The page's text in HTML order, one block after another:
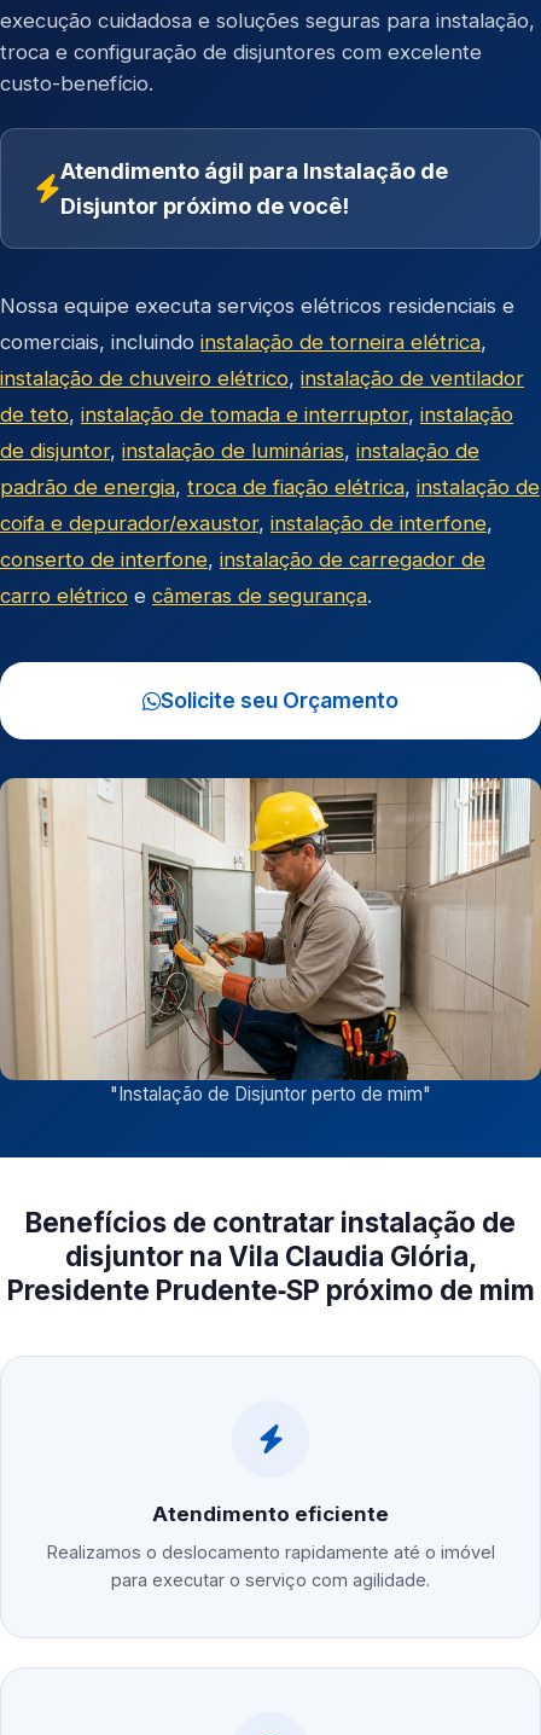
execução cuidadosa e soluções seguras para instalação,
troca e configuração de disjuntores com excelente
custo-benefício.
Atendimento ágil para Instalação de
Disjuntor próximo de você!
Nossa equipe executa serviços elétricos residenciais e
comerciais, incluindo instalação de torneira elétrica,
instalação de chuveiro elétrico, instalação de ventilador
de teto, instalação de tomada e interruptor, instalação
de disjuntor, instalação de luminárias, instalação de
padrão de energia, troca de fiação elétrica, instalação de
coifa e depurador/exaustor, instalação de interfone,
conserto de interfone, instalação de carregador de
carro elétrico e câmeras de segurança.
Solicite seu Orçamento
"Instalação de Disjuntor perto de mim"
Benefícios de contratar instalação de
disjuntor na Vila Claudia Glória,
Presidente Prudente‑SP próximo de mim
Atendimento eficiente
Realizamos o deslocamento rapidamente até o imóvel
para executar o serviço com agilidade.